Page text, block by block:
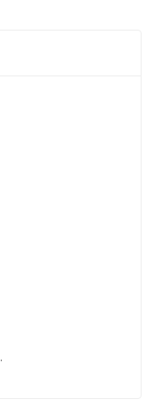
.